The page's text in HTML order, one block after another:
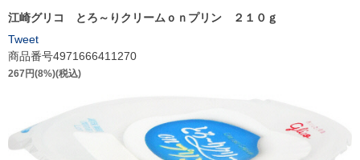
江崎グリコ とろ～りクリームｏｎプリン ２１０ｇ
Tweet
商品番号4971666411270
267円(8%)(税込)